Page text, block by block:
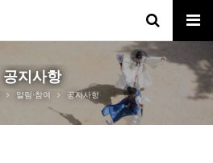
공지사항
알림·참여 공지사항